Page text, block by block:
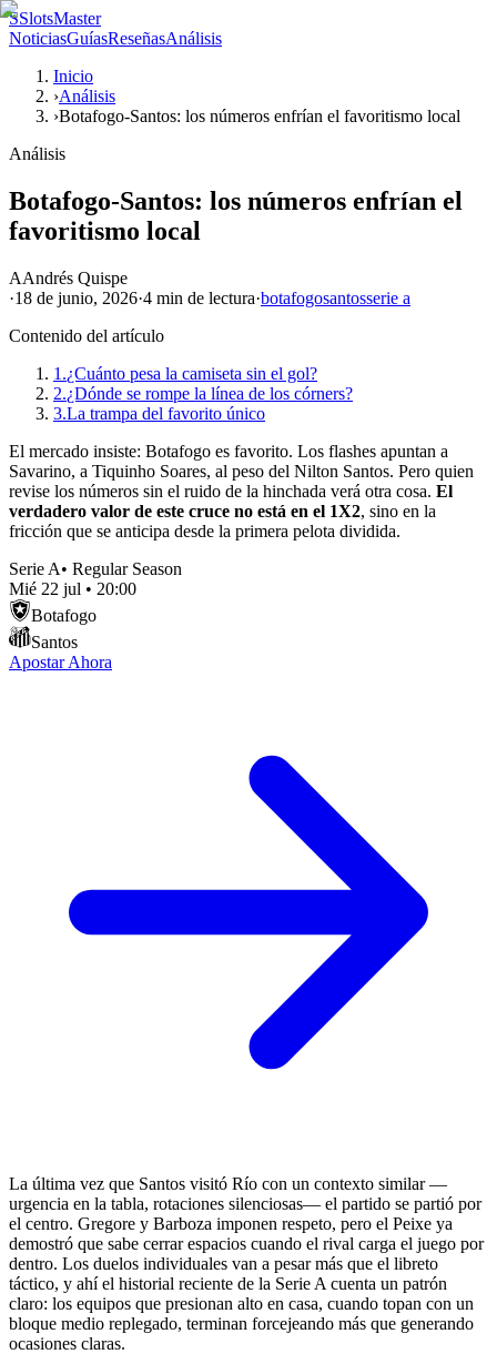
SSlotsMaster
NoticiasGuíasReseñasAnálisis
Inicio
›Análisis
›Botafogo-Santos: los números enfrían el favoritismo local
Análisis
Botafogo-Santos: los números enfrían el
favoritismo local
AAndrés Quispe
·18 de junio, 2026·4 min de lectura·botafogosantosserie a
Contenido del artículo
1.¿Cuánto pesa la camiseta sin el gol?
2.¿Dónde se rompe la línea de los córners?
3.La trampa del favorito único
El mercado insiste: Botafogo es favorito. Los flashes apuntan a
Savarino, a Tiquinho Soares, al peso del Nilton Santos. Pero quien
revise los números sin el ruido de la hinchada verá otra cosa. El
verdadero valor de este cruce no está en el 1X2, sino en la
fricción que se anticipa desde la primera pelota dividida.
Serie A• Regular Season
Mié 22 jul • 20:00
Botafogo
Santos
Apostar Ahora
La última vez que Santos visitó Río con un contexto similar —
urgencia en la tabla, rotaciones silenciosas— el partido se partió por
el centro. Gregore y Barboza imponen respeto, pero el Peixe ya
demostró que sabe cerrar espacios cuando el rival carga el juego por
dentro. Los duelos individuales van a pesar más que el libreto
táctico, y ahí el historial reciente de la Serie A cuenta un patrón
claro: los equipos que presionan alto en casa, cuando topan con un
bloque medio replegado, terminan forcejeando más que generando
ocasiones claras.